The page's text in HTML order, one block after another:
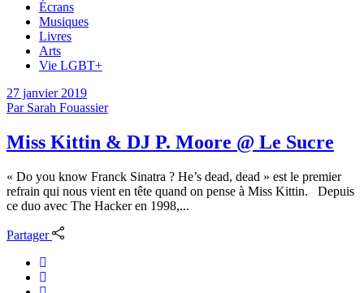
Écrans
Musiques
Livres
Arts
Vie LGBT+
27 janvier 2019
Par Sarah Fouassier
Miss Kittin & DJ P. Moore @ Le Sucre
« Do you know Franck Sinatra ? He’s dead, dead » est le premier
refrain qui nous vient en tête quand on pense à Miss Kittin. Depuis
ce duo avec The Hacker en 1998,...
Partager